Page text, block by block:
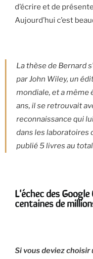
d’écrire et de
Aujourd’hui c’est
La thèse de Bernard
par John Wiley, un
mondiale, et a même
ans, il se retrouvait
reconnaissance qui
dans les laboratoires
publié 5 livres au
L'échec des
centaines de
Si vous deviez choisir